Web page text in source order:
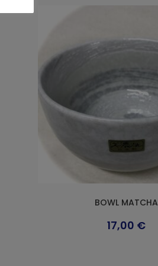
BOWL MATCHA
17,00 €